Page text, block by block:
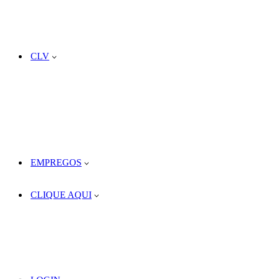
CLV
EMPREGOS
CLIQUE AQUI